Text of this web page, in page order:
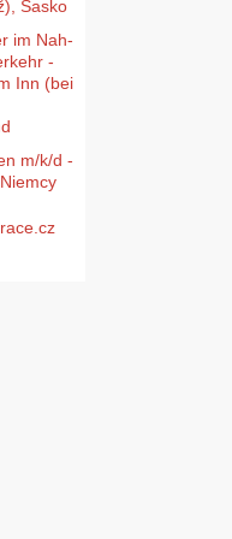
Sasko
im Nah-
-
Inn (bei
m/k/d -